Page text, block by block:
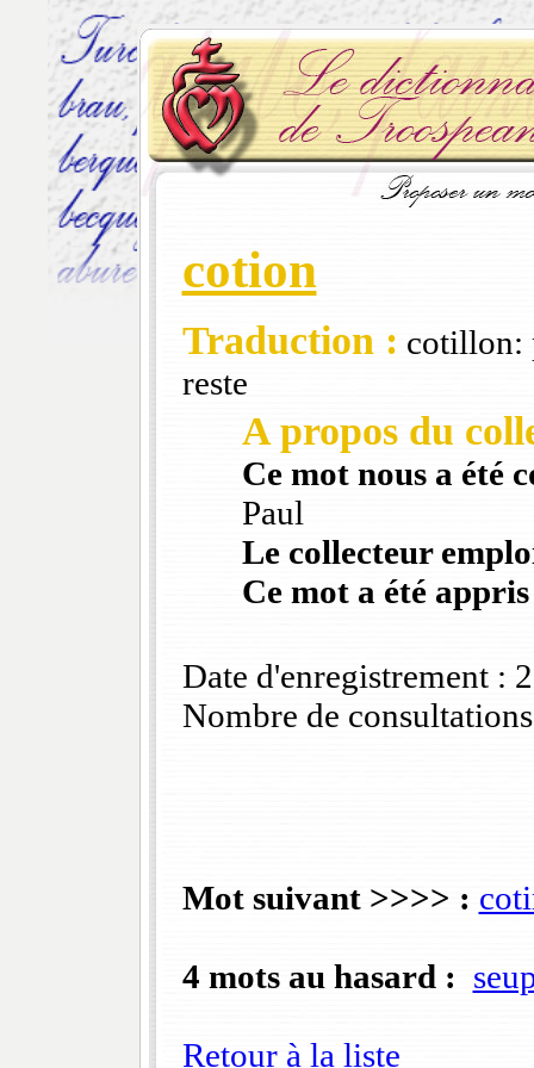
cotion
Traduction : cotillon:
reste
A propos du
Ce mot nous a été
Paul
Le collecteur
Ce mot a été
Date d'enregistrement :
Nombre de
Mot suivant >>>> :
4 mots au hasard :
Retour à la liste